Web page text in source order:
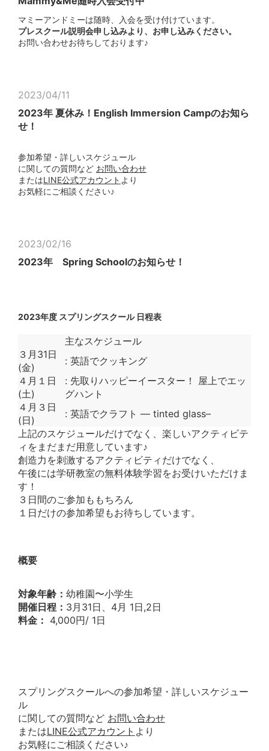
マミーアンドミーは随時、入会を受け付けています。
プレスクール説明会申し込みより、お申し込みください。
お問い合わせお待ちしております♪
2023/04/11
2023年 夏休み！English Immersion Campのお知ら
せ！
参加希望・詳しいスケジュール
に関しての質問など お問い合わせ
またはLINE公式アカウント より
お気軽にご相談ください♪
2023/02/16
2023年 Spring Schoolのお知らせ！
2023年度 スプリングスクール 日程表
主なスケジュール
３月31日
(金)
: 英語でクッキング
４月１日
(土)
: 先取りハッピーイースター！ 屋上でエッ
グハント
４月３日
(日)
: 英語でクラフト — tinted glass–
上記のスケジュールだけでなく、楽しいアクティビテ
ィをまだまだ用意しています♪
創造力を刺激するアクティビティだけでなく、
午後には学研教室の無料体験学習をお受けいただけま
す！
３日間のご参加ももちろん
１日だけの参加希望もお待ちしています。
概要
対象年齢： 幼稚園〜小学生
開催日程： 3月31日、4月 1日,2日
料金： 4,000円/ 1日
スプリングスクールへの参加希望・詳しいスケジュー
ル
に関しての質問など お問い合わせ
またはLINE公式アカウント より
お気軽にご相談ください♪